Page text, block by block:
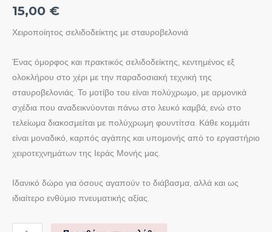
15,00 €
Χειροποίητος σελιδοδείκτης με σταυροβελονιά
Ένας όμορφος και πρακτικός σελιδοδείκτης, κεντημένος εξ
ολοκλήρου στο χέρι με την παραδοσιακή τεχνική της
σταυροβελονιάς. Το μοτίβο του είναι πολύχρωμο, με αρμονικά
σχέδια που αναδεικνύονται πάνω στο λευκό καμβά, ενώ στο
τελείωμα διακοσμείται με πολύχρωμη φουντίτσα. Κάθε κομμάτι
είναι μοναδικό, καρπός αγάπης και υπομονής από το εργαστήριο
χειροτεχνημάτων της Ιεράς Μονής μας.
Ιδανικό δώρο για όσους αγαπούν το διάβασμα, αλλά και ως
ιδιαίτερο ενθύμιο πνευματικής αξίας.